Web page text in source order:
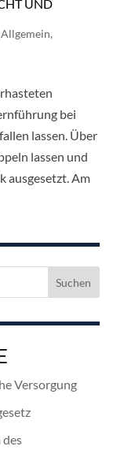
UND
Allgemein,
bei
lassen. Über
lassen und
ausgesetzt. Am
Versorgung